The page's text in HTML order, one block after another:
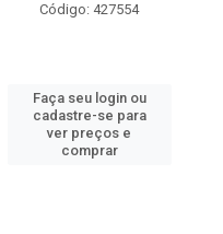
Código: 427554
Faça seu login ou
cadastre-se para
ver preços e
comprar